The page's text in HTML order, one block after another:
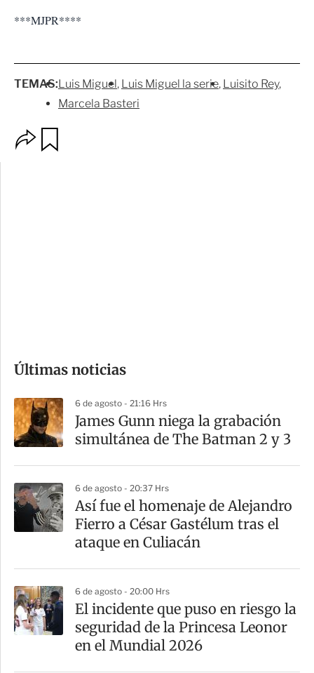
***MJPR****
TEMAS:Luis Miguel Luis Miguel la serie Luisito Rey
Marcela Basteri
p
m
a
r
t
i
r
Últimas noticias
6 de agosto - 21:16 Hrs
James Gunn niega la grabación
simultánea de The Batman 2 y 3
6 de agosto - 20:37 Hrs
Así fue el homenaje de Alejandro
Fierro a César Gastélum tras el
ataque en Culiacán
6 de agosto - 20:00 Hrs
El incidente que puso en riesgo la
seguridad de la Princesa Leonor
en el Mundial 2026